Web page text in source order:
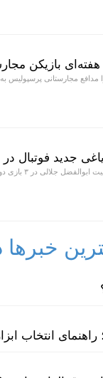
هفته‌ای بازیکن
جدید فوتبال در
در ۳ بازی دوستانه پرسپولیس در اردوی ترکیه مشخص شد.
خبرها
انتخاب